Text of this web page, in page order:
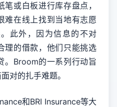
或白板进行库存盘点，
难在线上找到当地有志愿
此外，因为信息的不对
理的借款，他们只能挑选
。Broom的一系列行动旨
对的扎手难题。
和BRI Insurance等大